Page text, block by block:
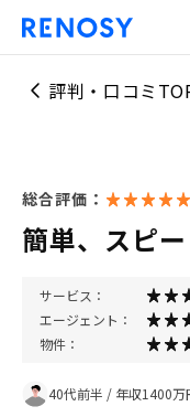
評判・口コミ
総合評価：
簡単、スピ
サービス：
エージェント：
物件：
40代前半 / 年収1400万